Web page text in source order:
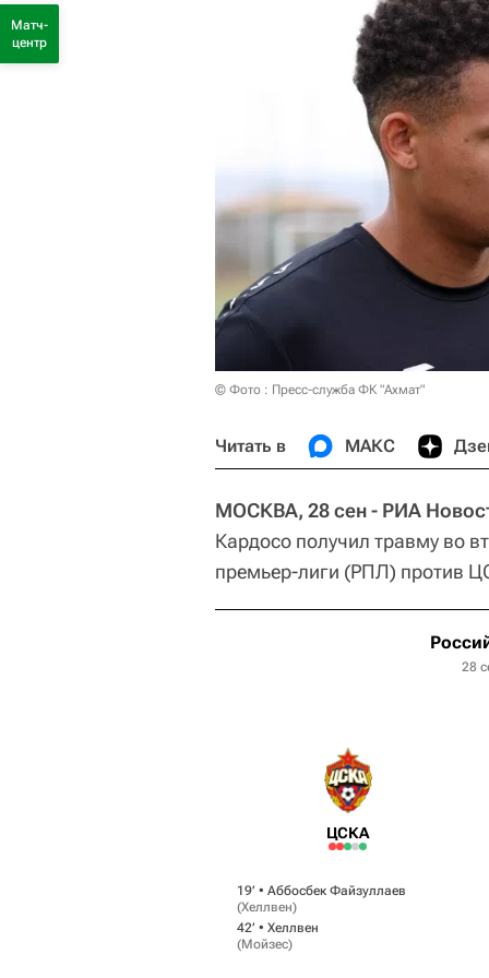
© Фото : Пресс-служба ФК "Ахмат"
Читать в МАКС
МОСКВА, 28 сен - РИА
Кардосо получил травму во
премьер-лиги (РПЛ) против
28
ЦСКА
19‎’‎ • Аббосбек Файзуллаев
(Хеллвен)
42‎’‎ • Хеллвен
(Мойзес)
Матч-
центр